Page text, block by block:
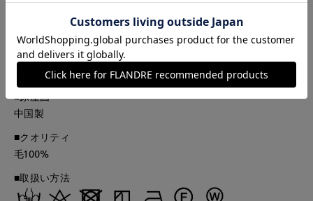
なる場合がございます。
■品番
54178704
■原産国
中国製
■クオリティ
毛100%
■取扱い方法